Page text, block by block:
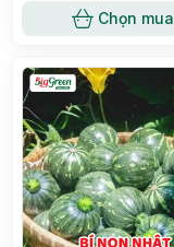
Chọn mua